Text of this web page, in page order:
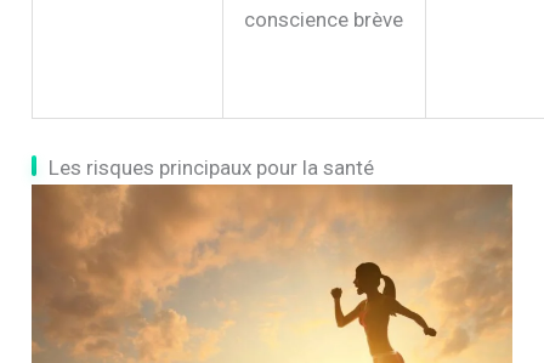
conscience brève
Les risques principaux pour la santé